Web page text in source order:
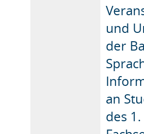
und
der
an
des